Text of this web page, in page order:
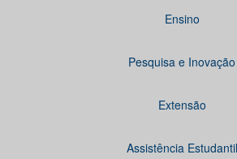
Ensino
Pesquisa e Inovação
Extensão
Assistência Estudantil